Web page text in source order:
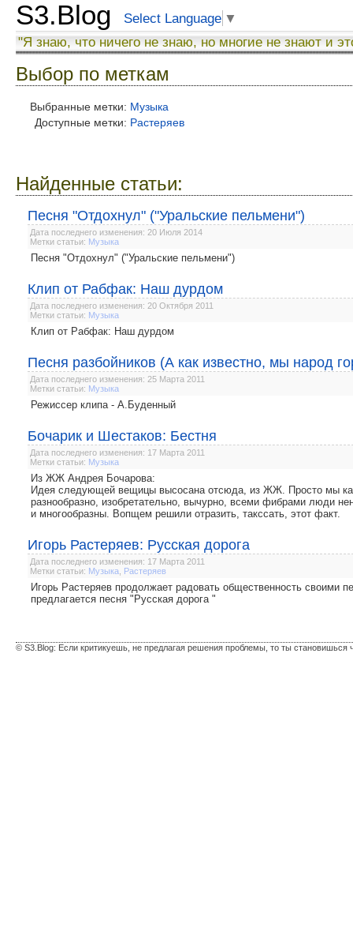
S3.Blog Select Language ▼
"Я знаю, что ничего не знаю, но многие не знают и
Выбор по меткам
Выбранные метки: Музыка
Доступные метки: Растеряев
Найденные статьи:
Песня "Отдохнул" ("Уральские пельмени")
Дата последнего изменения: 20 Июля 2014
Метки статьи: Музыка
Песня "Отдохнул" ("Уральские пельмени")
Клип от Рабфак: Наш дурдом
Дата последнего изменения: 20 Октября 2011
Метки статьи: Музыка
Клип от Рабфак: Наш дурдом
Песня разбойников (А как известно, мы народ
Дата последнего изменения: 25 Марта 2011
Метки статьи: Музыка
Режиссер клипа - А.Буденный
Бочарик и Шестаков: Бестня
Дата последнего изменения: 17 Марта 2011
Метки статьи: Музыка
Из ЖЖ Андрея Бочарова:
Идея следующей вещицы высосана отсюда, из ЖЖ. Просто мы
разнообразно, изобретательно, вычурно, всеми фибрами люди
и многообразны. Вопщем решили отразить, такссать, этот факт.
Игорь Растеряев: Русская дорога
Дата последнего изменения: 17 Марта 2011
Метки статьи: Музыка Растеряев
Игорь Растеряев продолжает радовать общественность своими
предлагается песня "Русская дорога "
© S3.Blog: Если критикуешь, не предлагая решения проблемы, то ты становишься